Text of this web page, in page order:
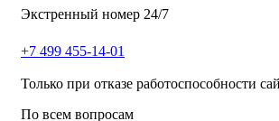
Экстренный номер 24/7
+7 499 455-14-01
Только при отказе работоспособности
По всем вопросам